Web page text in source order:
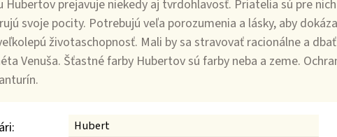
Hubertov prejavuje niekedy aj tvrdohlavosť. Priatelia sú pre
svoje pocity. Potrebujú veľa porozumenia a lásky, aby
životaschopnosť. Mali by sa stravovať racionálne a
Venuša. Šťastné farby Hubertov sú farby neba a zeme.